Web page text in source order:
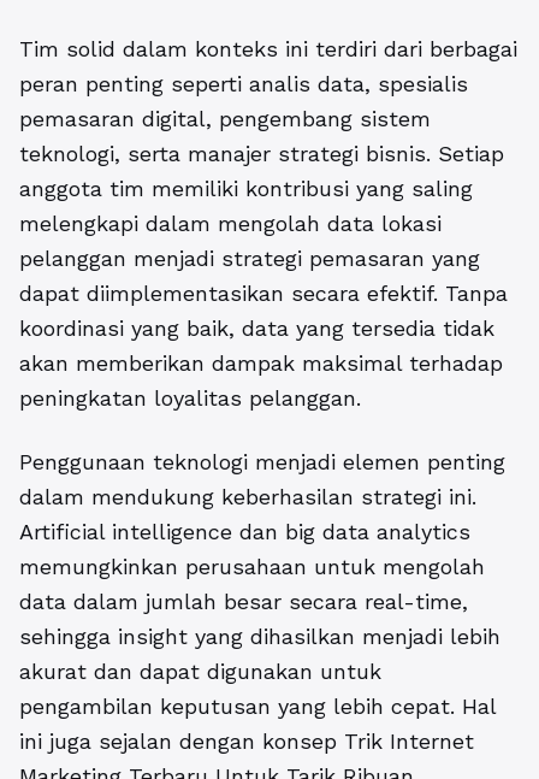
Tim solid dalam konteks ini terdiri dari berbagai
peran penting seperti analis data, spesialis
pemasaran digital, pengembang sistem
teknologi, serta manajer strategi bisnis. Setiap
anggota tim memiliki kontribusi yang saling
melengkapi dalam mengolah data lokasi
pelanggan menjadi strategi pemasaran yang
dapat diimplementasikan secara efektif. Tanpa
koordinasi yang baik, data yang tersedia tidak
akan memberikan dampak maksimal terhadap
peningkatan loyalitas pelanggan.
Penggunaan teknologi menjadi elemen penting
dalam mendukung keberhasilan strategi ini.
Artificial intelligence dan big data analytics
memungkinkan perusahaan untuk mengolah
data dalam jumlah besar secara real-time,
sehingga insight yang dihasilkan menjadi lebih
akurat dan dapat digunakan untuk
pengambilan keputusan yang lebih cepat. Hal
ini juga sejalan dengan konsep Trik Internet